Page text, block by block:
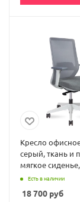
Кресло
серый, ткань и
мягкое
подлокотниками
Есть в наличии
18 700 руб